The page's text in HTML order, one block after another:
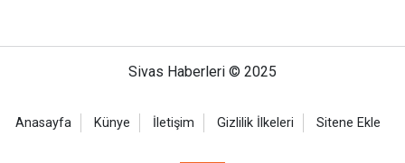
Sivas Haberleri © 2025
Anasayfa Künye İletişim Gizlilik İlkeleri Sitene Ekle